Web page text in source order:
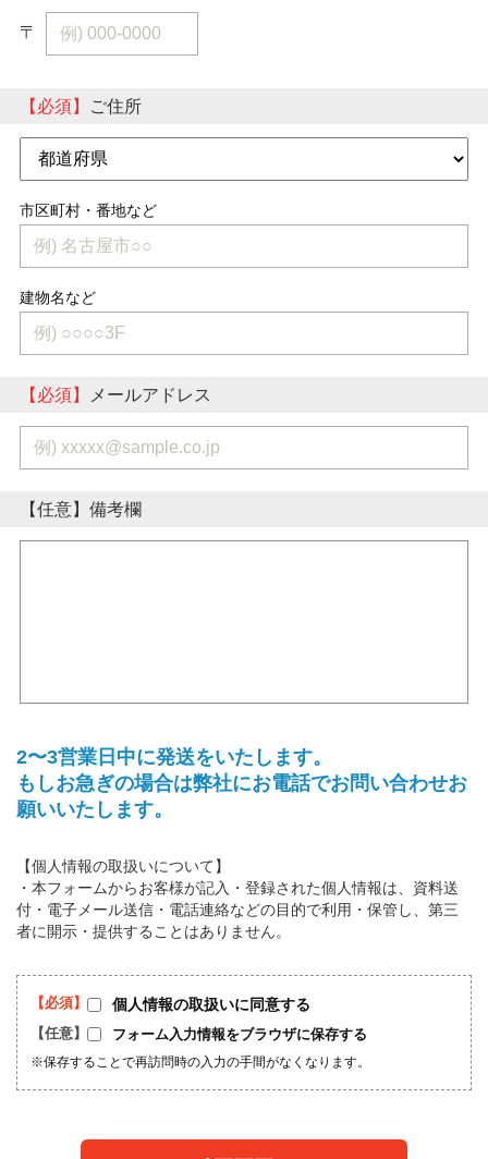
〒
【必須】 ご住所
市区町村・番地など
建物名など
【必須】 メールアドレス
【任意】 備考欄
2〜3営業日中に発送をいたします。
もしお急ぎの場合は弊社にお電話でお問い合わせお
願いいたします。
【個人情報の取扱いについて】
・本フォームからお客様が記入・登録された個人情報は、資料送
付・電子メール送信・電話連絡などの目的で利用・保管し、第三
者に開示・提供することはありません。
個人情報の取扱いに同意する
フォーム入力情報をブラウザに保存する
※保存することで再訪問時の入力の手間がなくなります。